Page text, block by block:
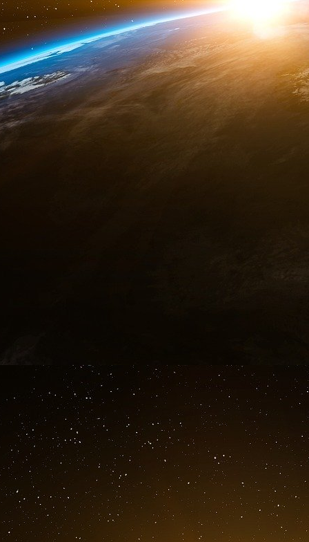
L’une des principales raisons pour
est qu’elle dispose de très peu de moyens
accordant des subventions ou des
Inciter à innover sans créer de
Dans le même temps, l’industrie demande
« Mais si nous pensons au niveau
l’on peut faire et dont tous les membres de
trop grande disparité entre les économies
moyens sont plus limités », a précisé M. van
La course aux aides d’État est lancée… et
Des nouvelles données de la Commission
que l’Allemagne est de loin le premier
européennes en matière d’aides d’État.
unique sont plus fortes que jamais.
Le document d’orientation de l’ERT